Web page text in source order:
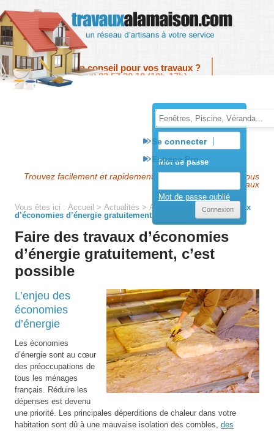
Un conseil pour vos travaux ?
09 82 57 30 10 (10h-17h)
contact@travauxalamaison.com
Menu Skip to content
Se connecter
Espace Pro
E-mail
Mot de passe
Mot de passe oublié
Trouvez facilement et rapidement l'artisan près de chez vous
pour vos travaux
Vous êtes ici : Accueil > Actualités > Articles
Faire des travaux
d’économies d’énergie gratuitement, c’est possible
Faire des travaux d’économies
d’énergie gratuitement, c’est
possible
L’enjeu des
économies
d’énergie
Les économies
d’énergie sont au cœur
des préoccupations de
tous les ménages
français. Réduire les
dépenses est devenu
une priorité. Les principales déperditions de chaleur dans votre
habitation sont dû à une mauvaise isolation des combles, des